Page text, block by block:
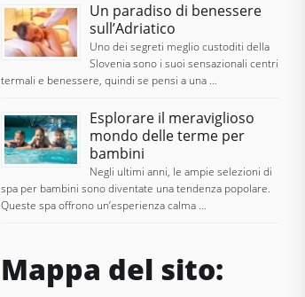
Un paradiso di benessere
sull’Adriatico
Uno dei segreti meglio custoditi della
Slovenia sono i suoi sensazionali centri
termali e benessere, quindi se pensi a una …
Esplorare il meraviglioso
mondo delle terme per
bambini
Negli ultimi anni, le ampie selezioni di
spa per bambini sono diventate una tendenza popolare.
Queste spa offrono un’esperienza calma …
Mappa del sito: